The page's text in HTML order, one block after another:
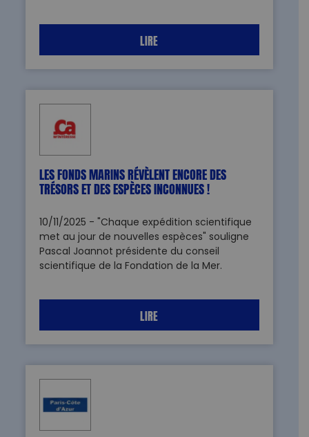
LIRE
LES FONDS MARINS RÉVÈLENT ENCORE DES
TRÉSORS ET DES ESPÈCES INCONNUES !
10/11/2025 - "Chaque expédition scientifique
met au jour de nouvelles espèces" souligne
Pascal Joannot présidente du conseil
scientifique de la Fondation de la Mer.
LIRE